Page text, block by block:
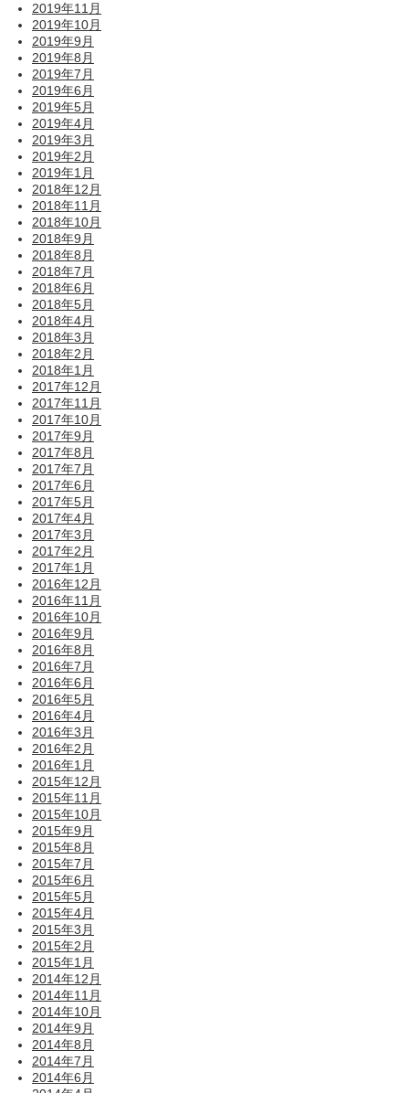
2019年11月
2019年10月
2019年9月
2019年8月
2019年7月
2019年6月
2019年5月
2019年4月
2019年3月
2019年2月
2019年1月
2018年12月
2018年11月
2018年10月
2018年9月
2018年8月
2018年7月
2018年6月
2018年5月
2018年4月
2018年3月
2018年2月
2018年1月
2017年12月
2017年11月
2017年10月
2017年9月
2017年8月
2017年7月
2017年6月
2017年5月
2017年4月
2017年3月
2017年2月
2017年1月
2016年12月
2016年11月
2016年10月
2016年9月
2016年8月
2016年7月
2016年6月
2016年5月
2016年4月
2016年3月
2016年2月
2016年1月
2015年12月
2015年11月
2015年10月
2015年9月
2015年8月
2015年7月
2015年6月
2015年5月
2015年4月
2015年3月
2015年2月
2015年1月
2014年12月
2014年11月
2014年10月
2014年9月
2014年8月
2014年7月
2014年6月